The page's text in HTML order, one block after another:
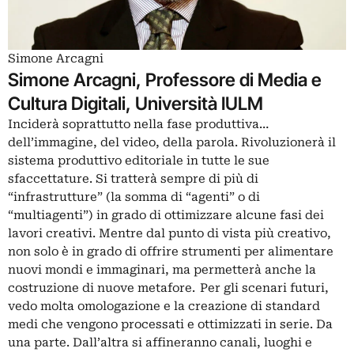
Simone Arcagni
Simone Arcagni, Professore di Media e
Cultura Digitali, Università IULM
Inciderà soprattutto nella fase produttiva…
dell’immagine, del video, della parola. Rivoluzionerà il
sistema produttivo editoriale in tutte le sue
sfaccettature. Si tratterà sempre di più di
“infrastrutture” (la somma di “agenti” o di
“multiagenti”) in grado di ottimizzare alcune fasi dei
lavori creativi. Mentre dal punto di vista più creativo,
non solo è in grado di offrire strumenti per alimentare
nuovi mondi e immaginari, ma permetterà anche la
costruzione di nuove metafore. Per gli scenari futuri,
vedo molta omologazione e la creazione di standard
medi che vengono processati e ottimizzati in serie. Da
una parte. Dall’altra si affineranno canali, luoghi e